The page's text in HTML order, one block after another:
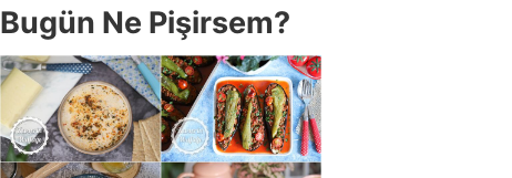
Bugün Ne Pişirsem?